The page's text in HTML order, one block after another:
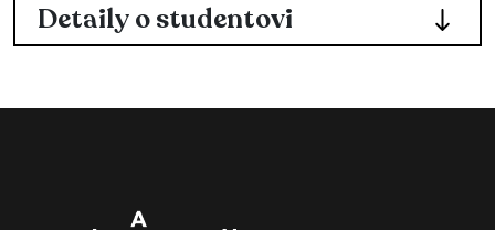
Detaily o studentovi